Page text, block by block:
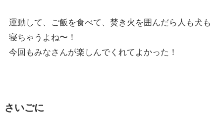
運動して、ご飯を食べて、焚き火を囲んだら人も犬も
寝ちゃうよね〜！
今回もみなさんが楽しんでくれてよかった！
さいごに